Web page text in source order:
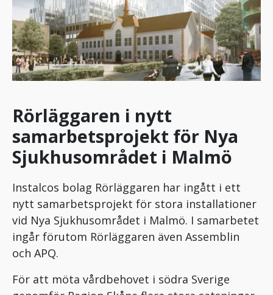
Rörläggaren i nytt
samarbetsprojekt för Nya
Sjukhusområdet i Malmö
Instalcos bolag Rörläggaren har ingått i ett
nytt samarbetsprojekt för stora installationer
vid Nya Sjukhusområdet i Malmö. I samarbetet
ingår förutom Rörläggaren även Assemblin
och APQ.
För att möta vårdbehovet i södra Sverige